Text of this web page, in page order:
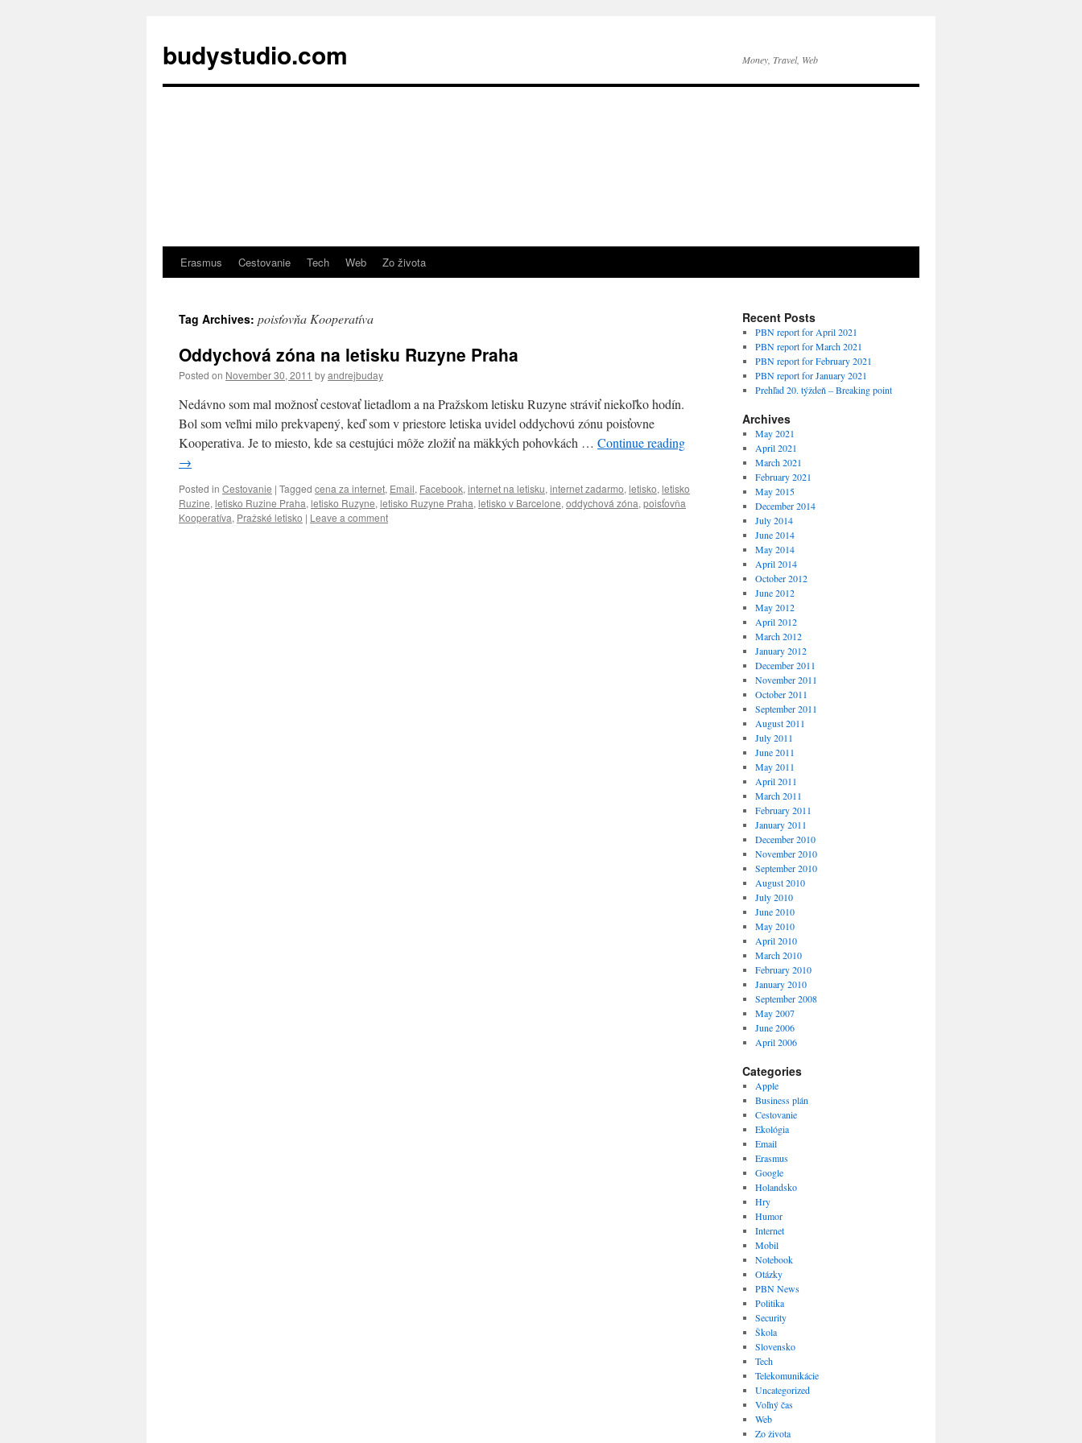
budystudio.com Money, Travel, Web
Skip
content
Erasmus Cestovanie Tech Web Zo života
Tag Archives: poisťovňa Kooperatíva
Oddychová zóna na letisku Ruzyne Praha
Posted on November 30, 2011 byandrejbuday
Nedávno som mal možnosť cestovať lietadlom a na Pražskom letisku Ruzyne stráviť niekoľko hodín.
Bol som veľmi milo prekvapený, keď som v priestore letiska uvidel oddychovú zónu poisťovne
Kooperativa. Je to miesto, kde sa cestujúci môže zložiť na mäkkých pohovkách … Continue reading
→
Posted in Cestovanie | Tagged cena za internet, Email, Facebook, internet na letisku, internet zadarmo, letisko, letisko
Ruzine, letisko Ruzine Praha, letisko Ruzyne, letisko Ruzyne Praha, letisko v Barcelone, oddychová zóna, poisťovňa
Kooperatíva, Pražské letisko | Leave a comment
Recent Posts
PBN report for April 2021
PBN report for March 2021
PBN report for February 2021
PBN report for January 2021
Prehľad 20. týždeň – Breaking point
Archives
May 2021
April 2021
March 2021
February 2021
May 2015
December 2014
July 2014
June 2014
May 2014
April 2014
October 2012
June 2012
May 2012
April 2012
March 2012
January 2012
December 2011
November 2011
October 2011
September 2011
August 2011
July 2011
June 2011
May 2011
April 2011
March 2011
February 2011
January 2011
December 2010
November 2010
September 2010
August 2010
July 2010
June 2010
May 2010
April 2010
March 2010
February 2010
January 2010
September 2008
May 2007
June 2006
April 2006
Categories
Apple
Business plán
Cestovanie
Ekológia
Email
Erasmus
Google
Holandsko
Hry
Humor
Internet
Mobil
Notebook
Otázky
PBN News
Politika
Security
Škola
Slovensko
Tech
Telekomunikácie
Uncategorized
Voľný čas
Web
Zo života